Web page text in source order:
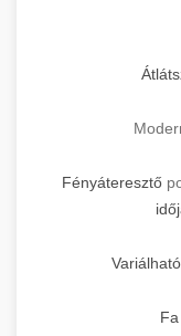
Fényáteresztő
Variálható